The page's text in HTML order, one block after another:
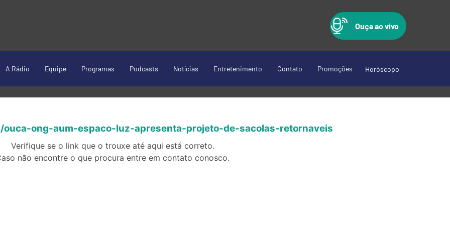
Ouça ao vivo
A Rádio Equipe Programas Podcasts Notícias Entretenimento Contato Promoções Horóscopo
/ouca-ong-aum-espaco-luz-apresenta-projeto-de-sacolas-retornaveis
Verifique se o link que o trouxe até aqui está correto.
não encontre o que procura entre em contato conosco.